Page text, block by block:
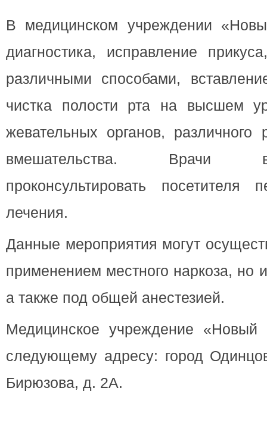
В медицинском учреждении
диагностика, исправление
различными способами,
чистка полости рта на высшем
жевательных органов, различного
вмешательства. Врачи
проконсультировать посетителя
лечения.
Данные мероприятия могут
применением местного наркоза, но
а также под общей анестезией.
Медицинское учреждение «Новый
следующему адресу: город
Бирюзова, д. 2А.